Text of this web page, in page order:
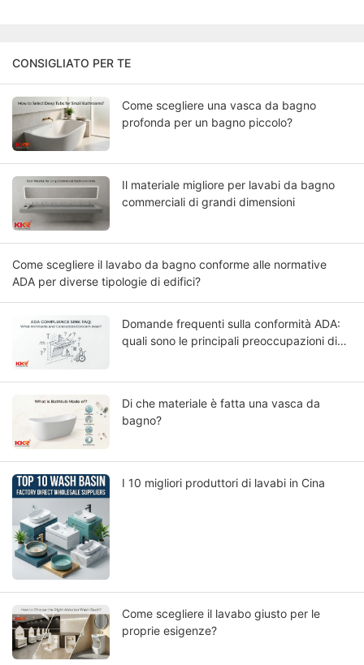
CONSIGLIATO PER TE
Come scegliere una vasca da bagno
profonda per un bagno piccolo?
Il materiale migliore per lavabi da bagno
commerciali di grandi dimensioni
Come scegliere il lavabo da bagno conforme alle normative
ADA per diverse tipologie di edifici?
Domande frequenti sulla conformità ADA:
quali sono le principali preoccupazioni di
Di che materiale è fatta una vasca da
bagno?
I 10 migliori produttori di lavabi in Cina
Come scegliere il lavabo giusto per le
proprie esigenze?